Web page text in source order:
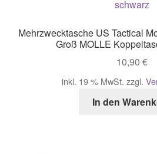
Mehrzwecktasche US Tactical
Groß MOLLE
10,90 €
inkl. 19 % MwSt. zzgl.
In den